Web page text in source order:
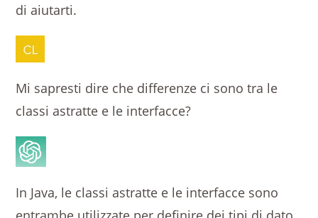
di aiutarti.
Mi sapresti dire che differenze ci sono tra le
classi astratte e le interfacce?
In Java, le classi astratte e le interfacce sono